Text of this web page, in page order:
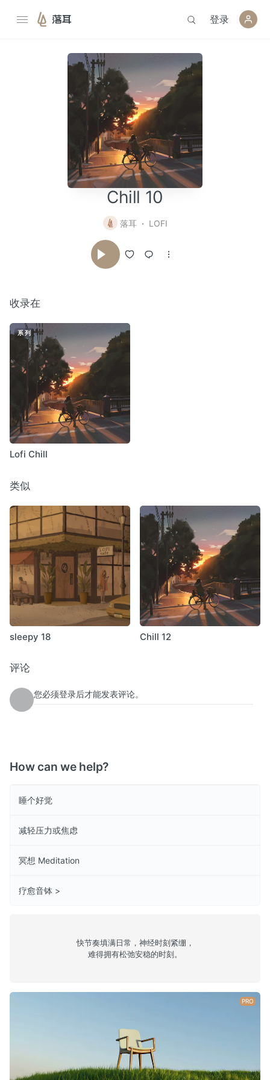
落耳 登录
Chill 10
落耳 LOFI
收录在
系列
Lofi Chill
类似
sleepy 18 Chill 12
评论
您必须登录后才能发表评论。
How can we help?
睡个好觉
减轻压力或焦虑
冥想 Meditation
疗愈音钵 >
快节奏填满日常，神经时刻紧绷，
难得拥有松弛安稳的时刻。
PRO